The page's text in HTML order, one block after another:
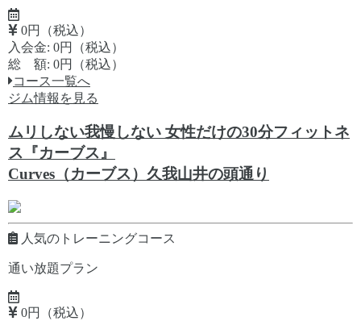
0円（税込）
入会金: 0円（税込）
総 額: 0円（税込）
コース一覧へ
ジム情報を見る
ムリしない我慢しない 女性だけの30分フィットネ
ス『カーブス』
Curves（カーブス）久我山井の頭通り
人気のトレーニングコース
通い放題プラン
0円（税込）